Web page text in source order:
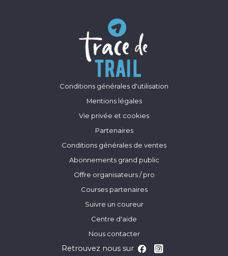
Conditions générales d'utilisation
Mentions légales
Vie privée et cookies
Partenaires
Conditions générales de ventes
Abonnements grand public
Offre organisateurs / pro
Courses partenaires
Suivre un coureur
Centre d'aide
Nous contacter
Retrouvez nous sur